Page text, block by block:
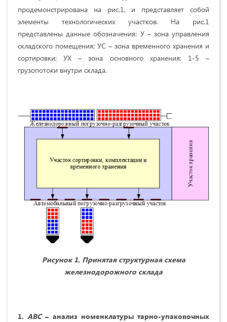
продемонстрирована на рис.1, и представляет собой
элементы технологических участков. На рис.1
представлены данные обозначения: У – зона управления
складского помещения; УС – зона временного хранения и
сортировки; УХ – зона основного хранения; 1-5 –
грузопотоки внутри склада.
Рисунок 1. Принятая структурная схема
железнодорожного склада
1.АВС– анализ номенклатуры тарно-упаковочных